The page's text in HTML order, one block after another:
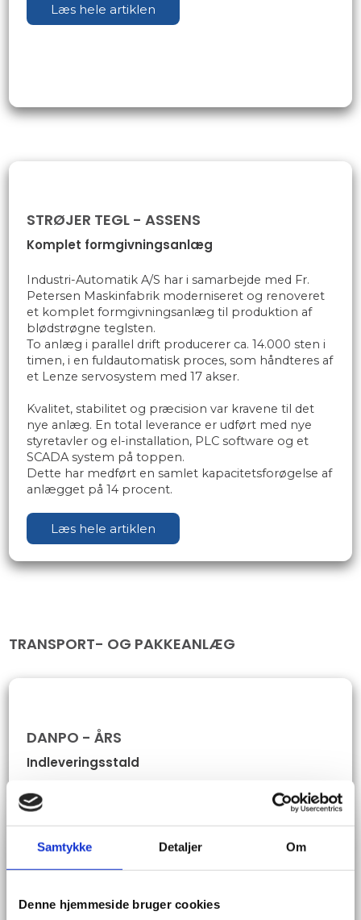
Samtykke Detaljer Om
Denne hjemmeside bruger cookies
Læs hele artiklen
STRØJER TEGL - ASSENS
Komplet formgivningsanlæg
Industri-Automatik A/S har i samarbejde med Fr.
Petersen Maskinfabrik moderniseret og renoveret
et komplet formgivningsanlæg til produktion af
blødstrøgne teglsten.
To anlæg i parallel drift producerer ca. 14.000 sten i
timen, i en fuldautomatisk proces, som håndteres af
et Lenze servosystem med 17 akser.
Kvalitet, stabilitet og præcision var kravene til det
nye anlæg. En total leverance er udført med nye
styretavler og el-installation, PLC software og et
SCADA system på toppen.
Dette har medført en samlet kapacitetsforøgelse af
anlægget på 14 procent.​
Læs hele artiklen
TRANSPORT- OG PAKKEANLÆG
DANPO - ÅRS
Indleveringsstald​
"Bedre klimastyring, et minimum af støj og uro,
plus optimal kommunikation med slagteriets
database-system".